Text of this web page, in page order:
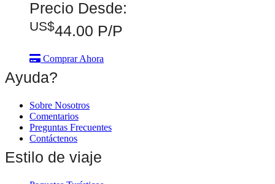
Precio Desde:
US$44.00 P/P
Comprar Ahora
Ayuda?
Sobre Nosotros
Comentarios
Preguntas Frecuentes
Contáctenos
Estilo de viaje